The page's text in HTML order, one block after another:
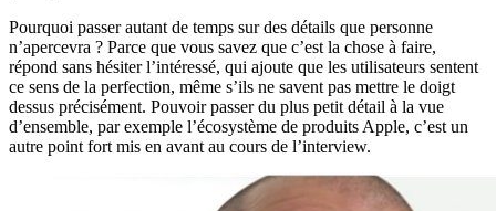
Pourquoi passer autant de temps sur des détails que personne
n’apercevra ? Parce que vous savez que c’est la chose à faire,
répond sans hésiter l’intéressé, qui ajoute que les utilisateurs sentent
ce sens de la perfection, même s’ils ne savent pas mettre le doigt
dessus précisément. Pouvoir passer du plus petit détail à la vue
d’ensemble, par exemple l’écosystème de produits Apple, c’est un
autre point fort mis en avant au cours de l’interview.